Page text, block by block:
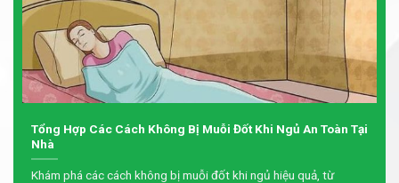
Tổng Hợp Các Cách Không Bị Muỗi Đốt Khi Ngủ An Toàn Tại
Nhà
Khám phá các cách không bị muỗi đốt khi ngủ hiệu quả, từ